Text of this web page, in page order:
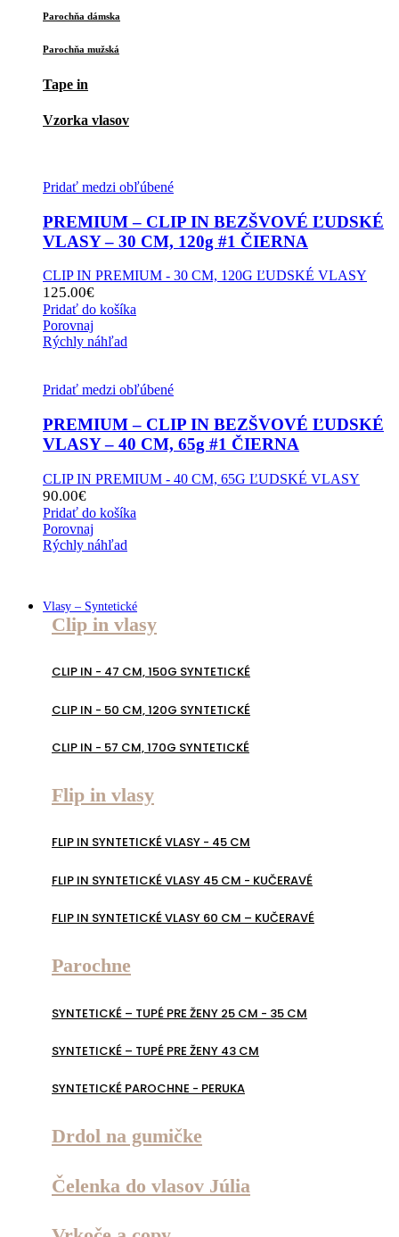
Parochňa dámska
Parochňa mužská
Tape in
Vzorka vlasov
Pridať medzi obľúbené
PREMIUM – CLIP IN BEZŠVOVÉ ĽUDSKÉ
VLASY – 30 CM, 120g #1 ČIERNA
CLIP IN PREMIUM - 30 CM, 120G ĽUDSKÉ VLASY
125.00€
Pridať do košíka
Porovnaj
Rýchly náhľad
Pridať medzi obľúbené
PREMIUM – CLIP IN BEZŠVOVÉ ĽUDSKÉ
VLASY – 40 CM, 65g #1 ČIERNA
CLIP IN PREMIUM - 40 CM, 65G ĽUDSKÉ VLASY
90.00€
Pridať do košíka
Porovnaj
Rýchly náhľad
Vlasy – Syntetické
Clip in vlasy
CLIP IN - 47 CM, 150G SYNTETICKÉ
CLIP IN - 50 CM, 120G SYNTETICKÉ
CLIP IN - 57 CM, 170G SYNTETICKÉ
Flip in vlasy
FLIP IN SYNTETICKÉ VLASY - 45 CM
FLIP IN SYNTETICKÉ VLASY 45 CM - KUČERAVÉ
FLIP IN SYNTETICKÉ VLASY 60 CM – KUČERAVÉ
Parochne
SYNTETICKÉ – TUPÉ PRE ŽENY 25 CM - 35 CM
SYNTETICKÉ – TUPÉ PRE ŽENY 43 CM
SYNTETICKÉ PAROCHNE - PERUKA
Drdol na gumičke
Čelenka do vlasov Júlia